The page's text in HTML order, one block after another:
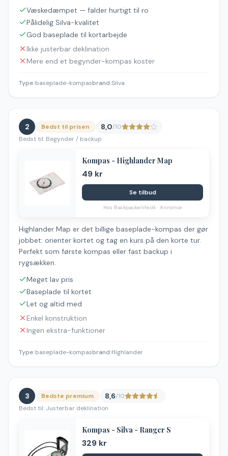
Væskedæmpet — falder hurtigt til ro
Pålidelig Silva-kvalitet
God baseplade til kortarbejde
Ikke justerbar deklination
Mere end et begynder-kompas koster
Type:baseplade-kompasbrand:Silva
2 Bedst til prisen 8,0/10
Bedst til: Begynder / backup
Kompas - Highlander Map
49 kr
Se tilbud
Hos Backpackerlife.dk · Annonce
Highlander Map er det billige baseplade-kompas der gør
jobbet: orienter kortet og tag en kurs på den korte tur.
Perfekt som første kompas eller fast backup i
rygsækken.
Meget lav pris
Baseplade til kortet
Let og altid med
Enkel konstruktion
Ingen ekstra-funktioner
Type:baseplade-kompasbrand:Highlander
3 Bedste premium 8,6/10
Bedst til: Justerbar deklination
Kompas - Silva - Ranger S
329 kr